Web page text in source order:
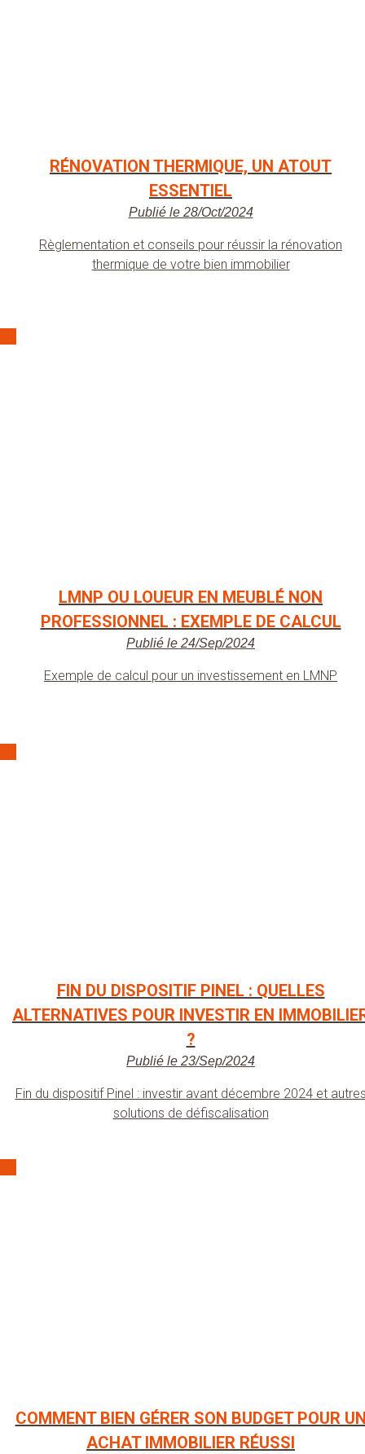
RÉNOVATION THERMIQUE, UN ATOUT
ESSENTIEL
Publié le 28/Oct/2024
Règlementation et conseils pour réussir la rénovation
thermique de votre bien immobilier
LMNP OU LOUEUR EN MEUBLÉ NON
PROFESSIONNEL : EXEMPLE DE CALCUL
Publié le 24/Sep/2024
Exemple de calcul pour un investissement en LMNP
FIN DU DISPOSITIF PINEL : QUELLES
ALTERNATIVES POUR INVESTIR EN
?
Publié le 23/Sep/2024
Fin du dispositif Pinel : investir avant décembre 2024 et
solutions de défiscalisation
COMMENT BIEN GÉRER SON BUDGET POUR
ACHAT IMMOBILIER RÉUSSI